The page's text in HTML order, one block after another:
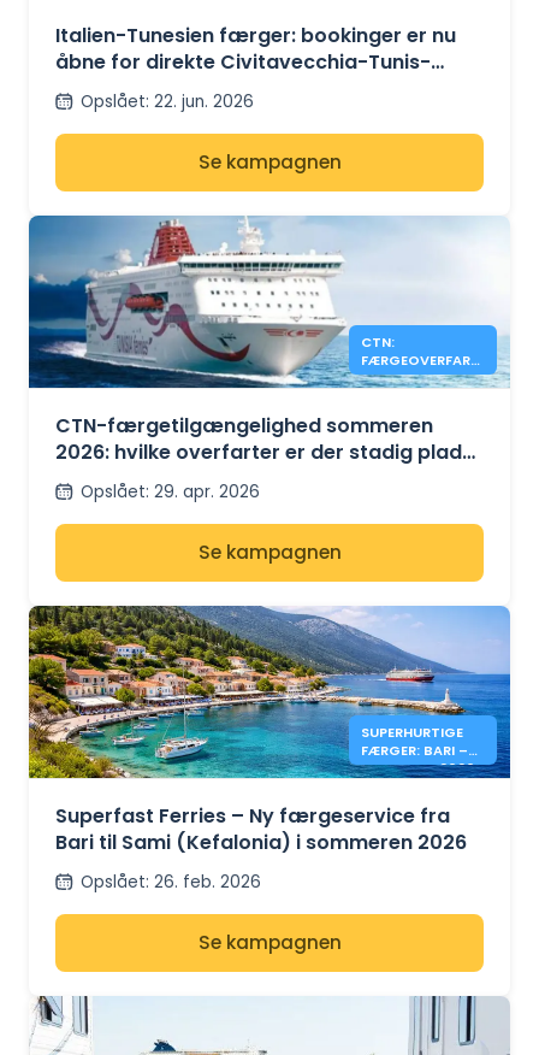
Italien-Tunesien færger: bookinger er nu
åbne for direkte Civitavecchia-Tunis-
sejladser med GNV i sommeren 2026
Opslået: 22. jun. 2026
Se kampagnen
CTN:
FÆRGEOVERFART
ER STADIG
2026
CTN-færgetilgængelighed sommeren
2026: hvilke overfarter er der stadig plads
mellem Tunesien, Frankrig og Italien?
Opslået: 29. apr. 2026
Se kampagnen
SUPERHURTIGE
FÆRGER: BARI –
KEFALONIA 2026
Superfast Ferries – Ny færgeservice fra
Bari til Sami (Kefalonia) i sommeren 2026
Opslået: 26. feb. 2026
Se kampagnen